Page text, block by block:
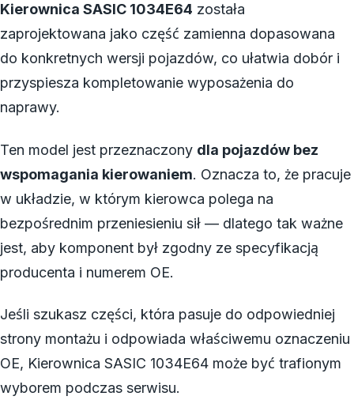
Kierownica SASIC 1034E64 została
zaprojektowana jako część zamienna dopasowana
do konkretnych wersji pojazdów, co ułatwia dobór i
przyspiesza kompletowanie wyposażenia do
naprawy.
Ten model jest przeznaczony dla pojazdów bez
wspomagania kierowaniem. Oznacza to, że pracuje
w układzie, w którym kierowca polega na
bezpośrednim przeniesieniu sił — dlatego tak ważne
jest, aby komponent był zgodny ze specyfikacją
producenta i numerem OE.
Jeśli szukasz części, która pasuje do odpowiedniej
strony montażu i odpowiada właściwemu oznaczeniu
OE, Kierownica SASIC 1034E64 może być trafionym
wyborem podczas serwisu.